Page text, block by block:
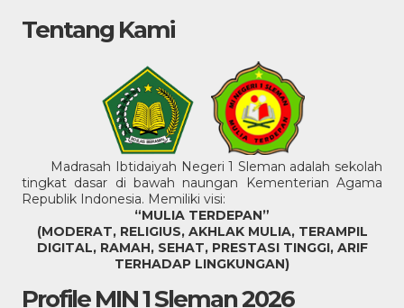
Tentang Kami
Madrasah Ibtidaiyah Negeri 1 Sleman adalah sekolah
tingkat dasar di bawah naungan Kementerian Agama
Republik Indonesia. Memiliki visi:
“MULIA TERDEPAN”
(MODERAT, RELIGIUS, AKHLAK MULIA, TERAMPIL
DIGITAL, RAMAH, SEHAT, PRESTASI TINGGI, ARIF
TERHADAP LINGKUNGAN)
Profile MIN 1 Sleman 2026